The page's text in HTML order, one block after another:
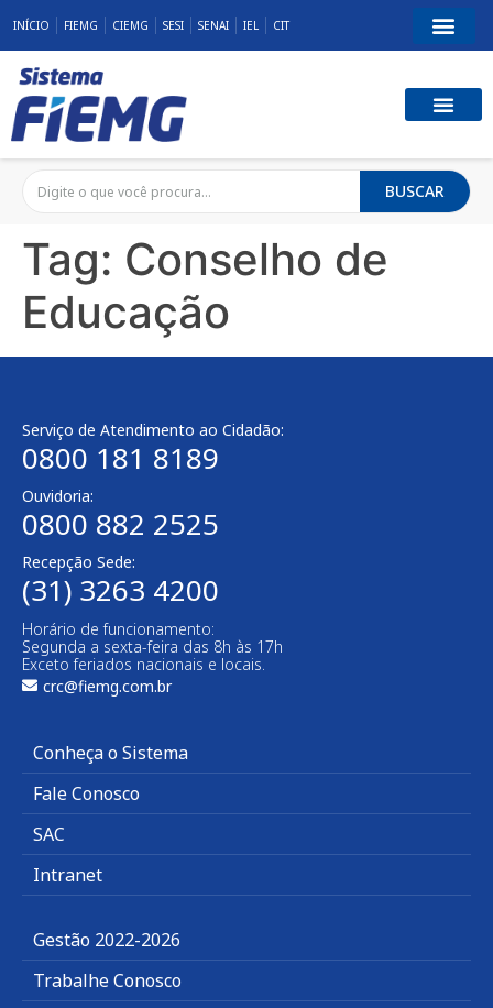
INÍCIO FIEMG CIEMG SESI SENAI IEL CIT
BUSCAR
Tag: Conselho de
Educação
Serviço de Atendimento ao Cidadão:
0800 181 8189
Ouvidoria:
0800 882 2525​
Recepção Sede:
(31) 3263 4200
Horário de funcionamento:
Segunda a sexta-feira das 8h às 17h
Exceto feriados nacionais e locais.
crc@fiemg.com.br
Conheça o Sistema
Fale Conosco
SAC
Intranet
Gestão 2022-2026
Trabalhe Conosco